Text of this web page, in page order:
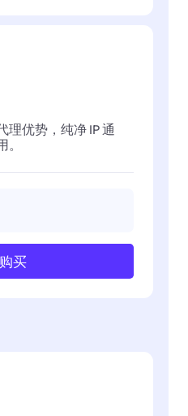
理优势，纯净 IP 通
购买